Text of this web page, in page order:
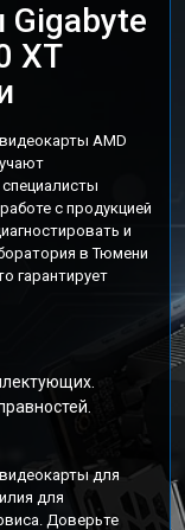
XT
AMD
с продукцией
и
в Тюмени
гарантирует
для
для
Доверьте